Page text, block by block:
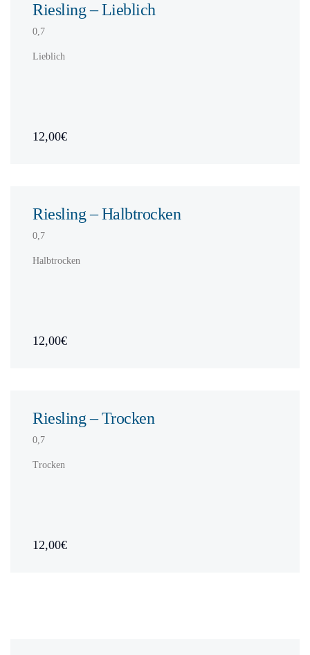
Riesling – Lieblich
0,7
Lieblich
12,00€
Riesling – Halbtrocken
0,7
Halbtrocken
12,00€
Riesling – Trocken
0,7
Trocken
12,00€